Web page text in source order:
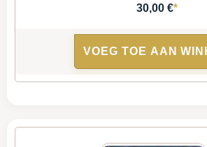
30,00 €*
VOEG TOE AAN